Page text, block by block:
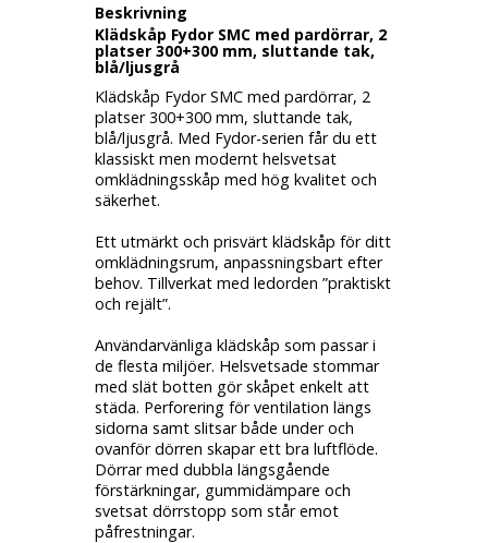
Beskrivning
Klädskåp Fydor SMC med pardörrar, 2
platser 300+300 mm, sluttande tak,
blå/ljusgrå
Klädskåp Fydor SMC med pardörrar, 2
platser 300+300 mm, sluttande tak,
blå/ljusgrå. Med Fydor-serien får du ett
klassiskt men modernt helsvetsat
omklädningsskåp med hög kvalitet och
säkerhet.
Ett utmärkt och prisvärt klädskåp för ditt
omklädningsrum, anpassningsbart efter
behov. Tillverkat med ledorden ”praktiskt
och rejält”.
Användarvänliga klädskåp som passar i
de flesta miljöer. Helsvetsade stommar
med slät botten gör skåpet enkelt att
städa. Perforering för ventilation längs
sidorna samt slitsar både under och
ovanför dörren skapar ett bra luftflöde.
Dörrar med dubbla längsgående
förstärkningar, gummidämpare och
svetsat dörrstopp som står emot
påfrestningar.